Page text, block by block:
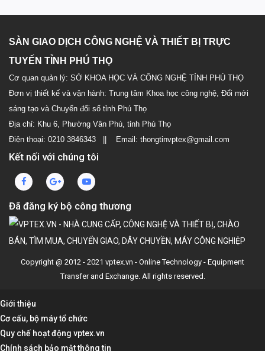
SÀN GIAO DỊCH CÔNG NGHỆ VÀ THIẾT BỊ TRỰC
TUYẾN TỈNH PHÚ THỌ
Cơ quan quản lý: SỞ KHOA HỌC VÀ CÔNG NGHỆ TỈNH PHÚ THỌ
Đơn vị thiết kế và vận hành: Trung tâm Khoa học công nghệ, Đổi mới
sáng tạo và Chuyển đổi số tỉnh Phú Thọ
Địa chỉ: Khu 6, Phường Vân Phú, tỉnh Phú Thọ
Điện thoại: 0210 3846343 || Email: thongtinvptex@gmail.com
Kết nối với chúng tôi
Đã đăng ký bộ công thương
Copyright @ 2012 - 2021 vptex.vn - Online Technology - Equipment
Transfer and Exchange. All rights reserved.
Giới thiệu
Cơ cấu, bộ máy tổ chức
Quy chế hoạt động vptex.vn
Chính sách bảo mật thông tin